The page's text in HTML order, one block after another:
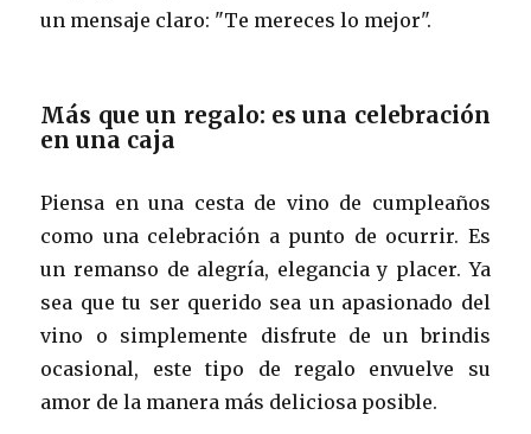
un mensaje claro: "Te mereces lo mejor".
Más que un regalo: es una celebración
en una caja
Piensa en una cesta de vino de cumpleaños
como una celebración a punto de ocurrir. Es
un remanso de alegría, elegancia y placer. Ya
sea que tu ser querido sea un apasionado del
vino o simplemente disfrute de un brindis
ocasional, este tipo de regalo envuelve su
amor de la manera más deliciosa posible.